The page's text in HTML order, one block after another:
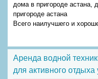
дома в пригороде астана,
пригороде астана
Всего наилучшего и
Аренда водной
для активного